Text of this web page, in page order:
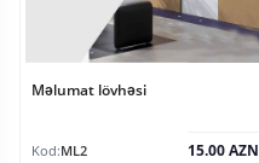
Məlumat lövhəsi
Kod:ML2 15.00 AZN